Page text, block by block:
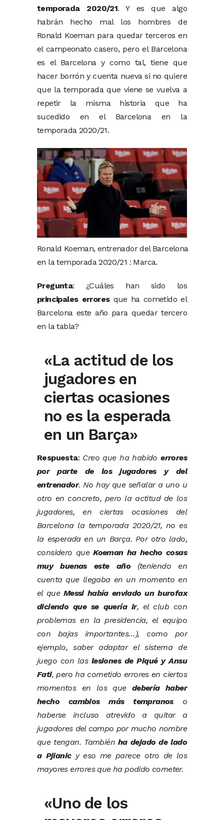
temporada 2020/21. Y es que algo
habrán hecho mal los hombres de
Ronald Koeman para quedar terceros en
el campeonato casero, pero el Barcelona
es el Barcelona y como tal, tiene que
hacer borrón y cuenta nueva si no quiere
que la temporada que viene se vuelva a
repetir la misma historia que ha
sucedido en el Barcelona en la
temporada 2020/21.
Ronald Koeman, entrenador del Barcelona
en la temporada 2020/21 : Marca.
Pregunta: ¿Cuáles han sido los
principales erroresque ha cometido el
Barcelona este año para quedar tercero
en la tabla?
«La actitud de los
jugadores en
ciertas ocasiones
no es la esperada
en un Barça»
Respuesta: Creo que ha habidoerrores
por parte de los jugadores y del
entrenador. No hay que señalar a uno u
otro en concreto, pero la actitud de los
jugadores, en ciertas ocasiones del
Barcelona la temporada 2020/21, no es
la esperada en un Barça. Por otro lado,
considero queKoeman ha hecho cosas
muy buenas este año (teniendo en
cuenta que llegaba en un momento en
el que Messi había enviado un burofax
diciendo que se quería ir, el club con
problemas en la presidencia, el equipo
con bajas importantes…), como por
ejemplo, saber adaptar el sistema de
juego con las lesiones de Piqué y Ansu
Fati, pero ha cometido errores en ciertos
momentos en los que debería haber
hecho cambios más tempranoso
haberse incluso atrevido a quitar a
jugadores del campo por mucho nombre
que tengan. Tambiénha dejado de lado
a Pjianicy eso me parece otro de los
mayores errores que ha podido cometer.
«Uno de los